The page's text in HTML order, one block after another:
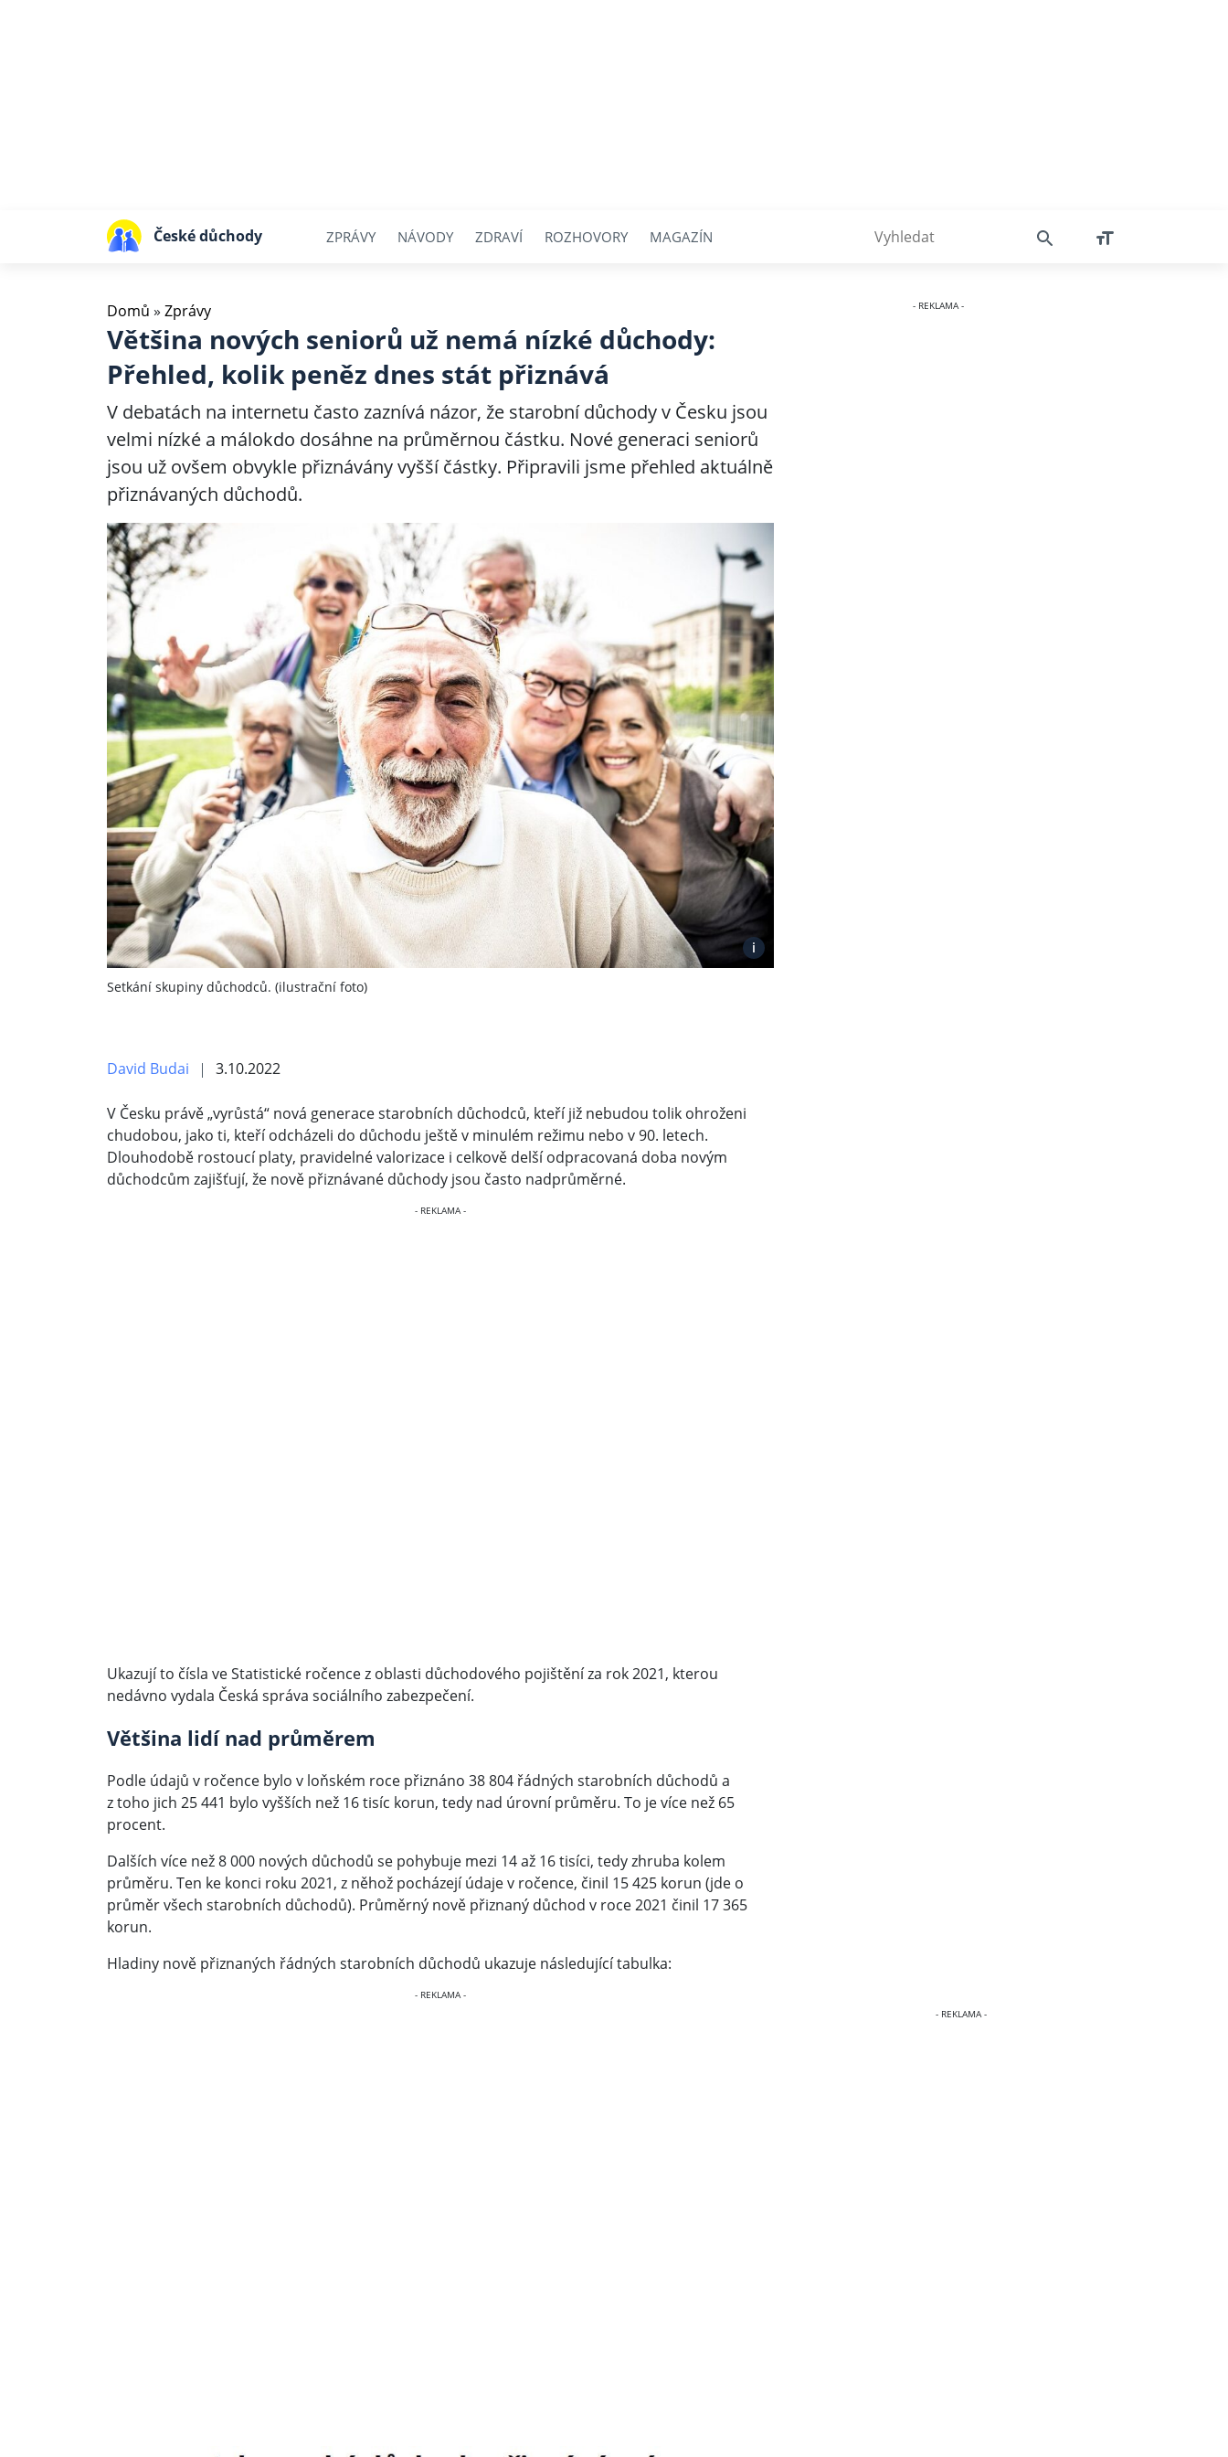
České důchody ZPRÁVY NÁVODY ZDRAVÍ ROZHOVORY MAGAZÍN
Domů » Zprávy
Většina nových seniorů už nemá nízké důchody:
Přehled, kolik peněz dnes stát přiznává
V debatách na internetu často zaznívá názor, že starobní důchody v Česku jsou
velmi nízké a málokdo dosáhne na průměrnou částku. Nové generaci seniorů
jsou už ovšem obvykle přiznávány vyšší částky. Připravili jsme přehled aktuálně
přiznávaných důchodů.
i
Setkání skupiny důchodců. (ilustrační foto)
David Budai 3.10.2022
V Česku právě „vyrůstá“ nová generace starobních důchodců, kteří již nebudou tolik ohroženi
chudobou, jako ti, kteří odcházeli do důchodu ještě v minulém režimu nebo v 90. letech.
Dlouhodobě rostoucí platy, pravidelné valorizace i celkově delší odpracovaná doba novým
důchodcům zajišťují, že nově přiznávané důchody jsou často nadprůměrné.
Ukazují to čísla ve Statistické ročence z oblasti důchodového pojištění za rok 2021, kterou
nedávno vydala Česká správa sociálního zabezpečení.
Většina lidí nad průměrem
Podle údajů v ročence bylo v loňském roce přiznáno 38 804 řádných starobních důchodů a
z toho jich 25 441 bylo vyšších než 16 tisíc korun, tedy nad úrovní průměru. To je více než 65
procent.
Dalších více než 8 000 nových důchodů se pohybuje mezi 14 až 16 tisíci, tedy zhruba kolem
průměru. Ten ke konci roku 2021, z něhož pocházejí údaje v ročence, činil 15 425 korun (jde o
průměr všech starobních důchodů). Průměrný nově přiznaný důchod v roce 2021 činil 17 365
korun.
Hladiny nově přiznaných řádných starobních důchodů ukazuje následující tabulka: